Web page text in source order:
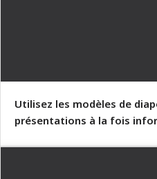
Utilisez les modèles de
présentations à la fois